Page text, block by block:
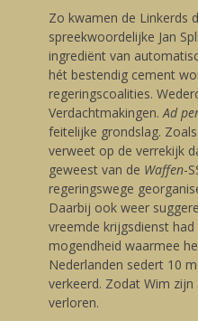
Zo kwamen de Linkerds
spreekwoordelijke Jan
ingrediënt van
hét bestendig cement
regeringscoalities.
Verdachtmakingen.Ad
feitelijke grondslag.
verweet op de verrekijk
geweest van de Waffen-
regeringswege
Daarbij ook weer
vreemde krijgsdienst
mogendheid waarmee
Nederlanden sedert 10
verkeerd. Zodat Wim
verloren.